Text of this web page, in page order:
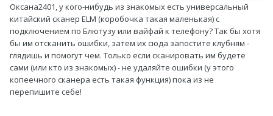
машину, естественно она заорала, сигналку отключила, а
на панели начало все мигать, и аккумулятор и чек и что то
еще... А на панели, где часы загорелся значок ECO-MOD. Я
скинула аккумулятор, мигать все перестало, и значок этот
тоже. Но.. Вместо привычой скорости N на панели, горит "-
" и ни как не уходит. Может конечно вскрытие машины и
пропажи скорости ни как не связано, но все же...
Подскажите как реанимировать машину. Выездных
Оксана2401, у кого-нибудь из знакомых есть универсальный
китайский сканер ELM (коробочка такая маленькая) с
подключением по Блютузу или вайфай к телефону? Так бы хотя
бы им отсканить ошибки, затем их сюда запостите клубням -
глядишь и помогут чем. Только если сканировать им будете
сами (или кто из знакомых) - не удаляйте ошибки (у этого
копеечного сканера есть такая функция) пока из не
перепишите себе!